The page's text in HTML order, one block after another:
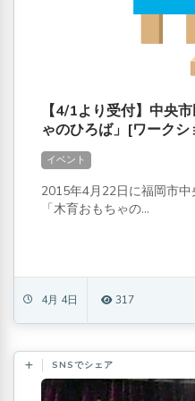
【4/1より受付】中央
ゃのひろば」[ワークシ
イベント
2015年4月22日に福岡市
「木育おもちゃの...
4月 4日 317
SNSでシェア